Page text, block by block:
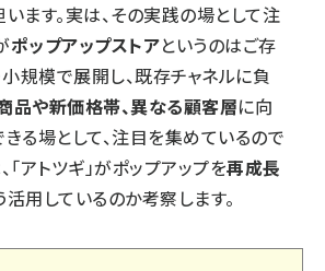
ます。実は、その実践の場として注
ポップアップストアというのはご存
小規模で展開し、既存チャネルに負
品や新価格帯、異なる顧客層に向
る場として、注目を集めているので
「アトツギ」がポップアップを再成長
活用しているのか考察します。